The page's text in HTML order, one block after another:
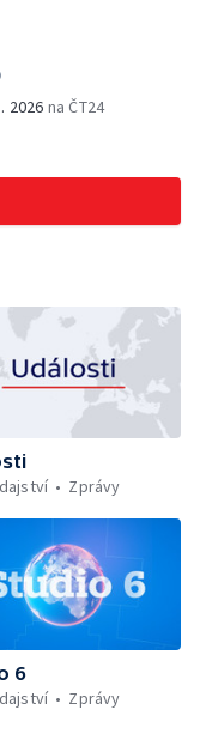
2026 na ČT24
Zprávy
6
Zprávy